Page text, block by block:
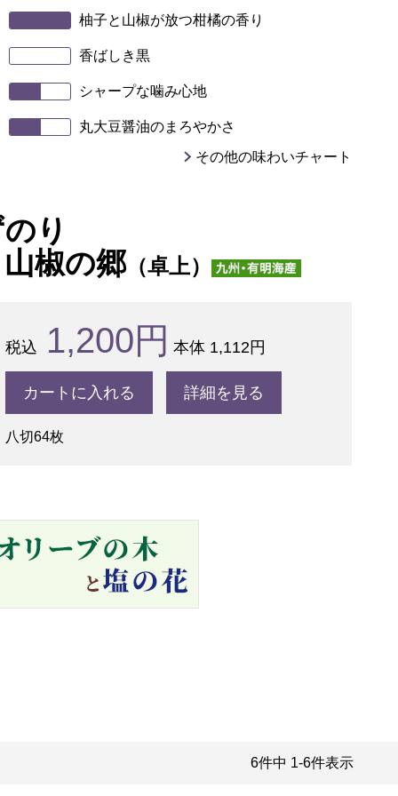
柚子と山椒が放つ柑橘の香り
香ばしき黒
シャープな噛み心地
丸大豆醤油のまろやかさ
その他の味わいチャート
り
椒の郷（卓上）
1,200円 本体 1,112円
カートに入れる 詳細を見る
八切64枚
6件中 1-6件表示